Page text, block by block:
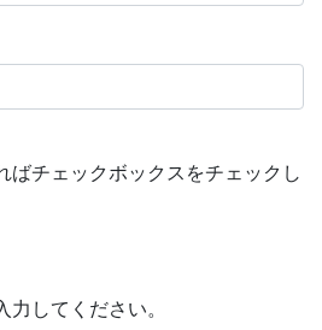
チェックボックスをチェックし
してください。